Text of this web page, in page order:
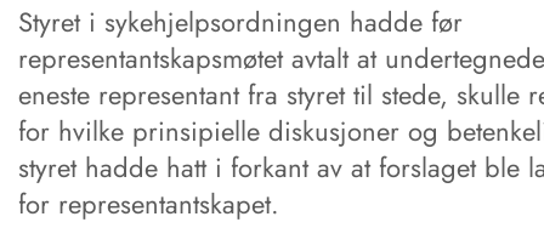
Styret i sykehjelpsordningen hadde før
representantskapsmøtet avtalt at
eneste representant fra styret til stede, skulle
for hvilke prinsipielle diskusjoner og
styret hadde hatt i forkant av at forslaget ble
for representantskapet.